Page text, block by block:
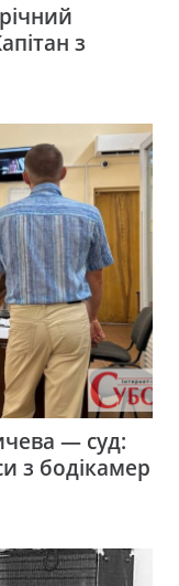
з
— суд:
з бодікамер